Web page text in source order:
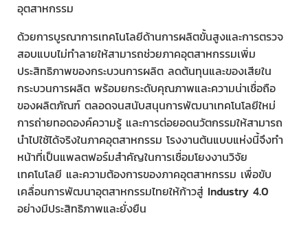
อุตสาหกรรม
ด้วยการบูรณาการเทคโนโลยีด้านการผลิตขั้นสูงและการตรวจ
สอบแบบไม่ทำลายให้สามารถช่วยภาคอุตสาหกรรมเพิ่ม
ประสิทธิภาพของกระบวนการผลิต ลดต้นทุนและของเสียใน
กระบวนการผลิต พร้อมยกระดับคุณภาพและความน่าเชื่อถือ
ของผลิตภัณฑ์ ตลอดจนสนับสนุนการพัฒนาเทคโนโลยีใหม่
การถ่ายทอดองค์ความรู้ และการต่อยอดนวัตกรรมให้สามารถ
นำไปใช้ได้จริงในภาคอุตสาหกรรม โรงงานต้นแบบแห่งนี้จึงทำ
หน้าที่เป็นแพลตฟอร์มสำคัญในการเชื่อมโยงงานวิจัย
เทคโนโลยี และความต้องการของภาคอุตสาหกรรม เพื่อขับ
เคลื่อนการพัฒนาอุตสาหกรรมไทยให้ก้าวสู่ Industry 4.0
อย่างมีประสิทธิภาพและยั่งยืน